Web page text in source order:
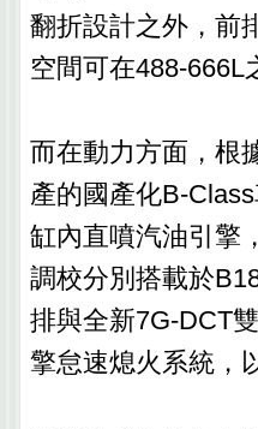
翻折設計之外，前
空間可在488-666L
而在動力方面，根
產的國產化B-
缸內直噴汽油引擎
調校分別搭載於
排與全新7G-DCT
擎怠速熄火系統，